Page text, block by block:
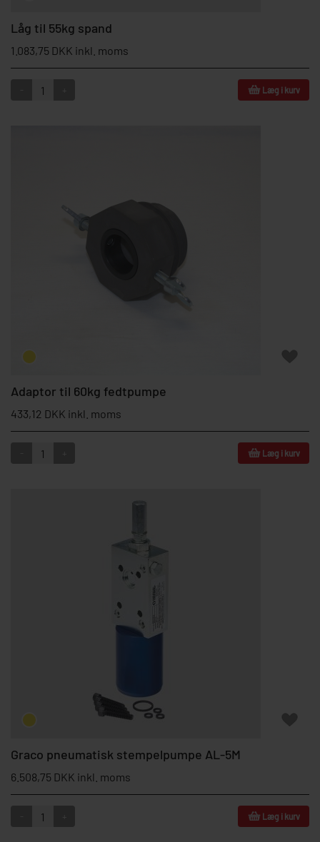
Låg til 55kg spand
1.083,75 DKK inkl. moms
Læg i kurv
Adaptor til 60kg fedtpumpe
433,12 DKK inkl. moms
Læg i kurv
Graco pneumatisk stempelpumpe AL-5M
6.508,75 DKK inkl. moms
Læg i kurv